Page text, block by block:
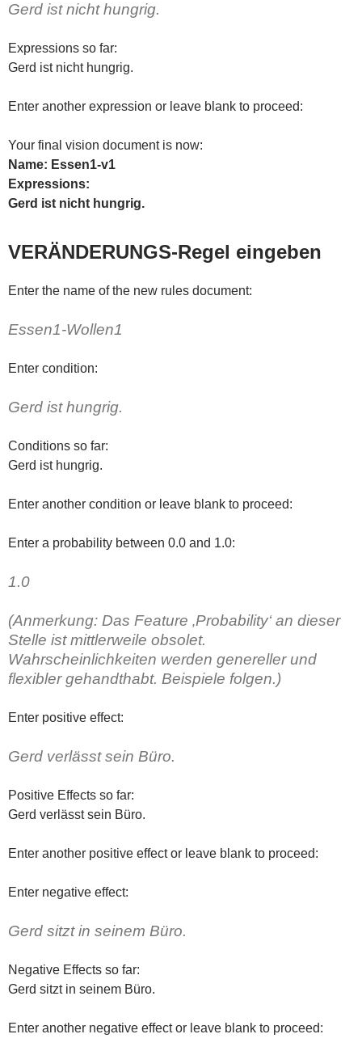
Gerd ist nicht hungrig.
Expressions so far:
Gerd ist nicht hungrig.
Enter another expression or leave blank to proceed:
Your final vision document is now:
Name: Essen1-v1
Expressions:
Gerd ist nicht hungrig.
VERÄNDERUNGS-Regel eingeben
Enter the name of the new rules document:
Essen1-Wollen1
Enter condition:
Gerd ist hungrig.
Conditions so far:
Gerd ist hungrig.
Enter another condition or leave blank to proceed:
Enter a probability between 0.0 and 1.0:
1.0
(Anmerkung: Das Feature ‚Probability‘ an dieser
Stelle ist mittlerweile obsolet.
Wahrscheinlichkeiten werden genereller und
flexibler gehandthabt. Beispiele folgen.)
Enter positive effect:
Gerd verlässt sein Büro.
Positive Effects so far:
Gerd verlässt sein Büro.
Enter another positive effect or leave blank to proceed:
Enter negative effect:
Gerd sitzt in seinem Büro.
Negative Effects so far:
Gerd sitzt in seinem Büro.
Enter another negative effect or leave blank to proceed: